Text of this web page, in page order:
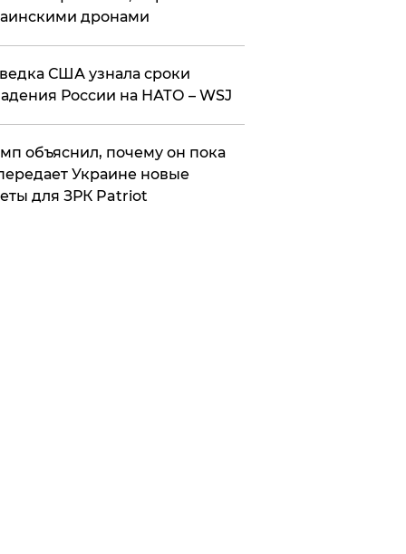
дронами
США узнала сроки
России на НАТО – WSJ
объяснил, почему он пока
Украине новые
для ЗРК Patriot